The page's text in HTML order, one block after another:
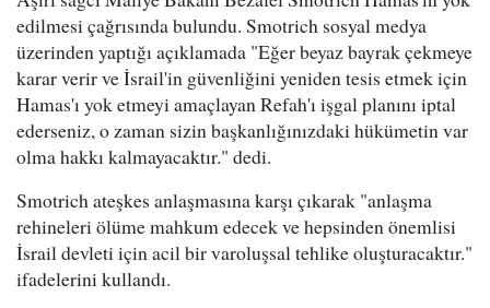
edilmesi çağrısında bulundu. Smotrich sosyal medya
üzerinden yaptığı açıklamada "Eğer beyaz bayrak çekmeye
karar verir ve İsrail'in güvenliğini yeniden tesis etmek için
Hamas'ı yok etmeyi amaçlayan Refah'ı işgal planını iptal
ederseniz, o zaman sizin başkanlığınızdaki hükümetin var
olma hakkı kalmayacaktır." dedi.
Smotrich ateşkes anlaşmasına karşı çıkarak "anlaşma
rehineleri ölüme mahkum edecek ve hepsinden önemlisi
İsrail devleti için acil bir varoluşsal tehlike oluşturacaktır."
ifadelerini kullandı.